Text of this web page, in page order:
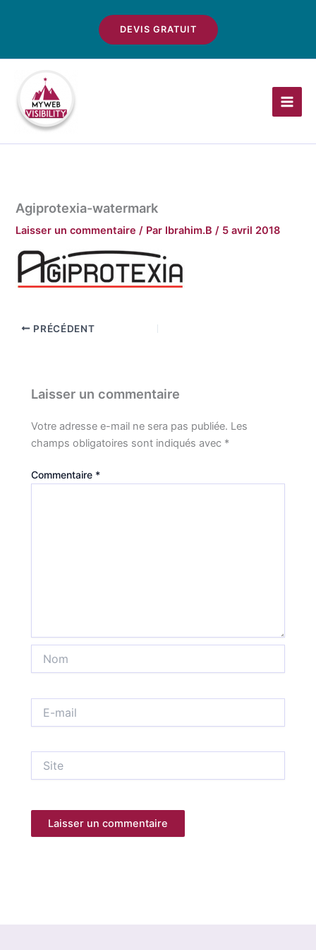
DEVIS GRATUIT
Agiprotexia-watermark
Laisser un commentaire / Par Ibrahim.B/ 5 avril 2018
PRÉCÉDENT
Laisser un commentaire
Votre adresse e-mail ne sera pas publiée. Les
champs obligatoires sont indiqués avec *
Commentaire *
mail